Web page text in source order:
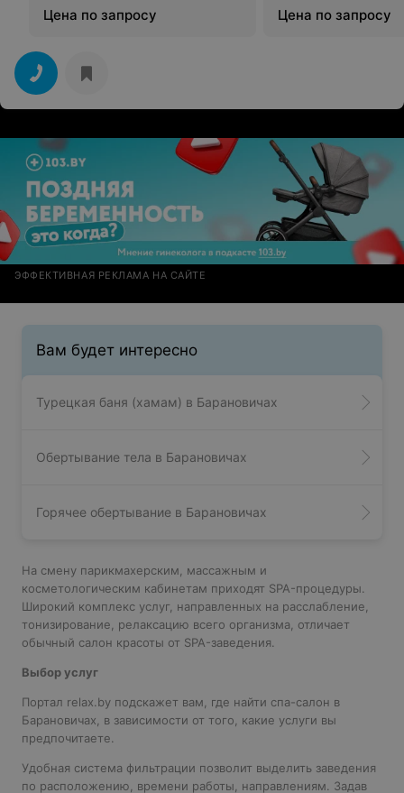
Цена по запросу
Цена по запросу
ЭФФЕКТИВНАЯ РЕКЛАМА НА САЙТЕ
Вам будет интересно
Турецкая баня (хамам) в Барановичах
Обертывание тела в Барановичах
Горячее обертывание в Барановичах
На смену парикмахерским, массажным и
косметологическим кабинетам приходят SPA-процедуры.
Широкий комплекс услуг, направленных на расслабление,
тонизирование, релаксацию всего организма, отличает
обычный салон красоты от SPA-заведения.
Выбор услуг
Портал relax.by подскажет вам, где найти спа-салон в
Барановичах, в зависимости от того, какие услуги вы
предпочитаете.
Удобная система фильтрации позволит выделить заведения
по расположению, времени работы, направлениям. Задав